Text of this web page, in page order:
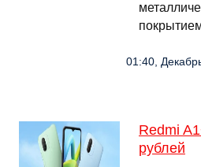
01:40,
Redmi
рублей